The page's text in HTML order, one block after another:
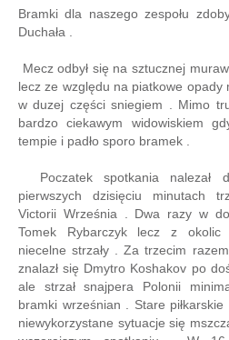
Bramki dla naszego zespołu
Duchała .
Mecz odbył się na sztucznej
lecz ze względu na piatkowe opady
w duzej części sniegiem . Mimo
bardzo ciekawym widowiskiem
tempie i padło sporo bramek .
Poczatek spotkania nalezał
pierwszych dzisięciu minutach
Victorii Września . Dwa razy w
Tomek Rybarczyk lecz z okolic
niecelne strzały . Za trzecim
znalazł się Dmytro Koshakov po
ale strzał snajpera Polonii
bramki wrześnian . Stare
niewykorzystane sytuacje się